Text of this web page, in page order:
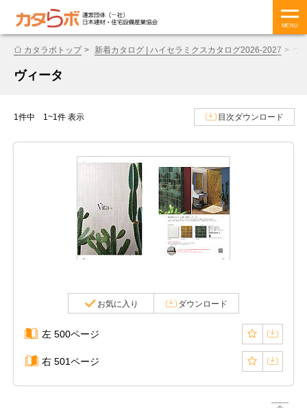
MENU
カタラボトップ 新着カタログ | ハイセラミクスカタログ2026-2027
ヴィータ
1件中 1~1件 表示 目次ダウンロード
お気に入り ダウンロード
左 500ページ
右 501ページ